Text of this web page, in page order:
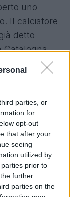
parties, or
for
opt-out
that after your
seeing
utilized by
prior to
further
parties on the
uno
Il calciatore
detto
Catalogna.
è di 6 milioni
un
le
un post